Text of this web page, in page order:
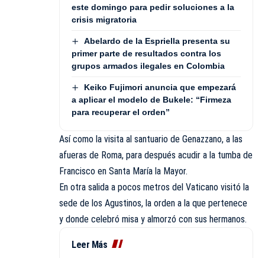
este domingo para pedir soluciones a la
crisis migratoria
Abelardo de la Espriella presenta su
primer parte de resultados contra los
grupos armados ilegales en Colombia
Keiko Fujimori anuncia que empezará
a aplicar el modelo de Bukele: “Firmeza
para recuperar el orden”
Así como la visita al santuario de Genazzano, a las
afueras de Roma, para después acudir a la tumba de
Francisco en Santa María la Mayor.
En otra salida a pocos metros del Vaticano visitó la
sede de los Agustinos, la orden a la que pertenece
y donde celebró misa y almorzó con sus hermanos.
Leer Más